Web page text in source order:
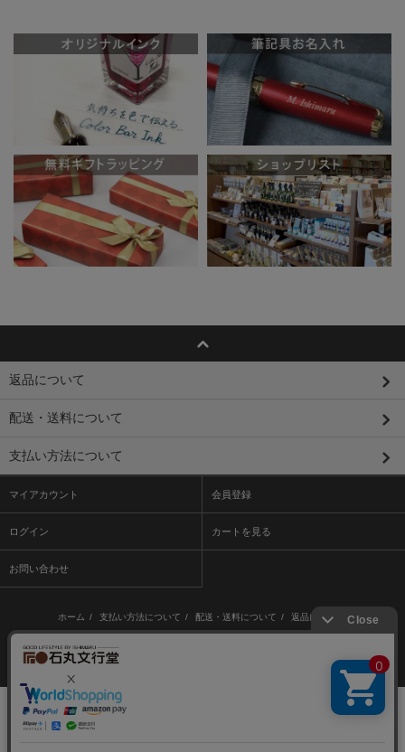
返品について
配送・送料について
支払い方法について
マイアカウント 会員登録
ログイン カートを見る
お問い合わせ
ホーム / 支払い方法について / 配送・送料について / 返品について
/
特定商取引法に基づく表記 / プライバシーポリシー / メルマガ登録・解除 / /